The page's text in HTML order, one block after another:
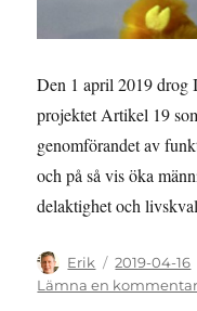
Den 1 april 2019 drog
projektet Artikel 19
genomförandet av
och på så vis öka
delaktighet och
Författare
Erik
Publicerat
den
2019-04-16
Lämna en kommentar